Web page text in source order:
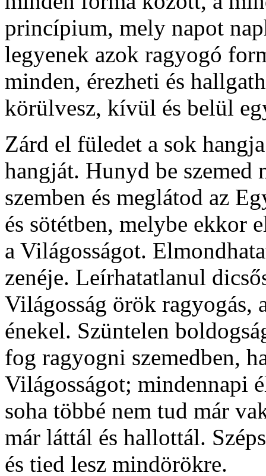
princípium, mely napot
legyenek azok ragyogó
minden, érezheti és
körülvesz, kívül és belül
Zárd el füledet a sok
hangját. Hunyd be szemed
szemben és meglátod az
és sötétben, melybe ekkor
a Világosságot.
zenéje. Leírhatatlanul
Világosság örök ragyogás,
énekel. Szüntelen
fog ragyogni szemedben,
Világosságot; mindennapi
soha többé nem tud már
már láttál és hallottál.
és tied lesz mindörökre.